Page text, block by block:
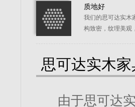
质地好
我们的思可达实木
构致密，纹理美观
思可达实木
由于思可达